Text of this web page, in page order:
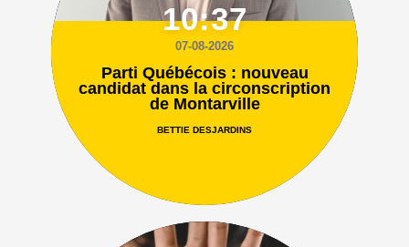
10:37
07-08-2026
Parti Québécois : nouveau
candidat dans la circonscription
de Montarville
BETTIE DESJARDINS